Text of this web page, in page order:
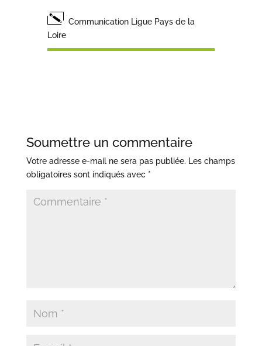
Communication Ligue Pays de la
Loire
Soumettre un commentaire
Votre adresse e-mail ne sera pas publiée. Les champs
obligatoires sont indiqués avec *